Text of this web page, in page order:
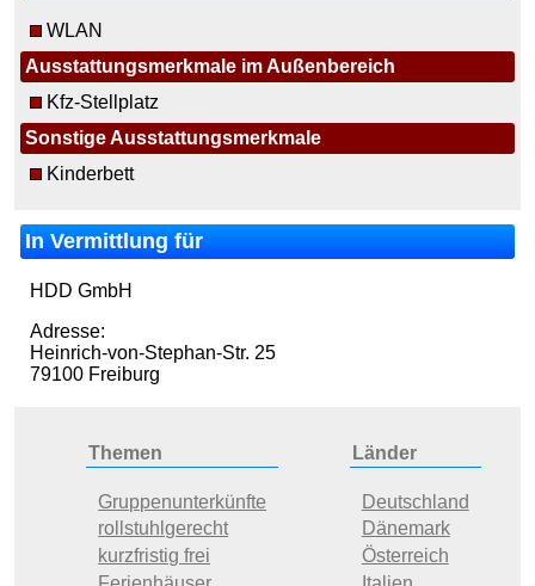
WLAN
Ausstattungsmerkmale im Außenbereich
Kfz-Stellplatz
Sonstige Ausstattungsmerkmale
Kinderbett
In Vermittlung für
HDD GmbH
Adresse:
Heinrich-von-Stephan-Str. 25
79100 Freiburg
Themen
Gruppenunterkünfte
rollstuhlgerecht
kurzfristig frei
Länder
Deutschland
Dänemark
Österreich